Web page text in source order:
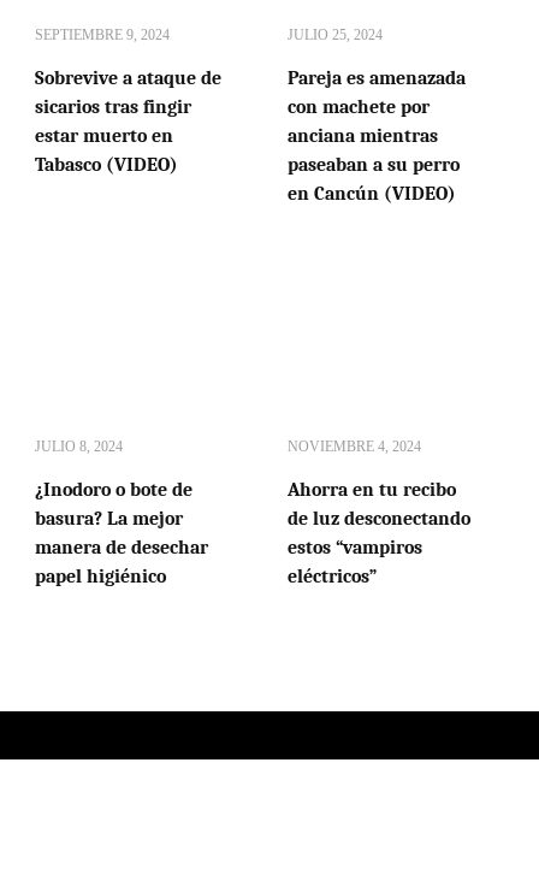
SEPTIEMBRE 9, 2024
Sobrevive a ataque de
sicarios tras fingir
estar muerto en
Tabasco (VIDEO)
JULIO 25, 2024
Pareja es amenazada
con machete por
anciana mientras
paseaban a su perro
en Cancún (VIDEO)
JULIO 8, 2024
¿Inodoro o bote de
basura? La mejor
manera de desechar
papel higiénico
NOVIEMBRE 4, 2024
Ahorra en tu recibo
de luz desconectando
estos “vampiros
eléctricos”